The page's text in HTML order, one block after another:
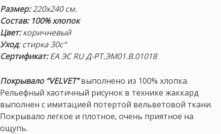
Размер:220х240 см.
Состав: 100% хлопок
Цвет:коричневый
Уход: стирка 30с°
Сертификат:ЕА ЭС RU Д-РТ.ЭМ01.В.01018
Покрывало “VELVET”выполнено из 100% хлопка.
Рельефный хаотичный рисунок в технике жаккард
выполнен с имитацией потертой вельветовой ткани.
Покрывало легкое и плотное, очень приятное на
ощупь.